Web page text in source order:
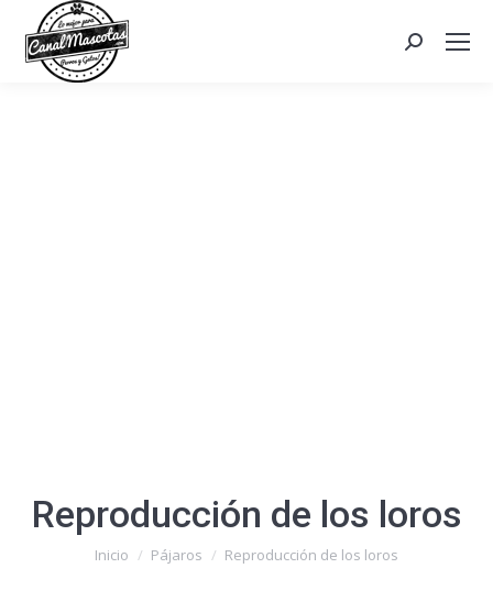
Search:
Reproducción de los loros
Estás aquí:
Inicio Pájaros Reproducción de los loros